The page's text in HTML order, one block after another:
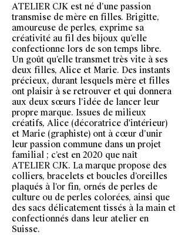
ATELIER CJK est né d’une passion
transmise de mère en filles. Brigitte,
amoureuse de perles, exprime sa
créativité au fil des bijoux qu’elle
confectionne lors de son temps libre.
Un goût qu’elle transmet très vite à ses
deux filles, Alice et Marie. Des instants
précieux, durant lesquels mère et filles
ont plaisir à se retrouver et qui donnera
aux deux sœurs l’idée de lancer leur
propre marque. Issues de milieux
créatifs, Alice (décoratrice d'intérieur)
et Marie (graphiste) ont à cœur d’unir
leur passion commune dans un projet
familial ; c’est en 2020 que naît
ATELIER CJK. La marque propose des
colliers, bracelets et boucles d’oreilles
plaqués à l’or fin, ornés de perles de
culture ou de perles colorées, ainsi que
des sacs délicatement tissés à la main et
confectionnés dans leur atelier en
Suisse.